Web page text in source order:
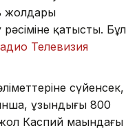
жолдары
қатысты. Бұл
Телевизия
сүйенсек,
ұзындығы 800
Каспий маңындағы